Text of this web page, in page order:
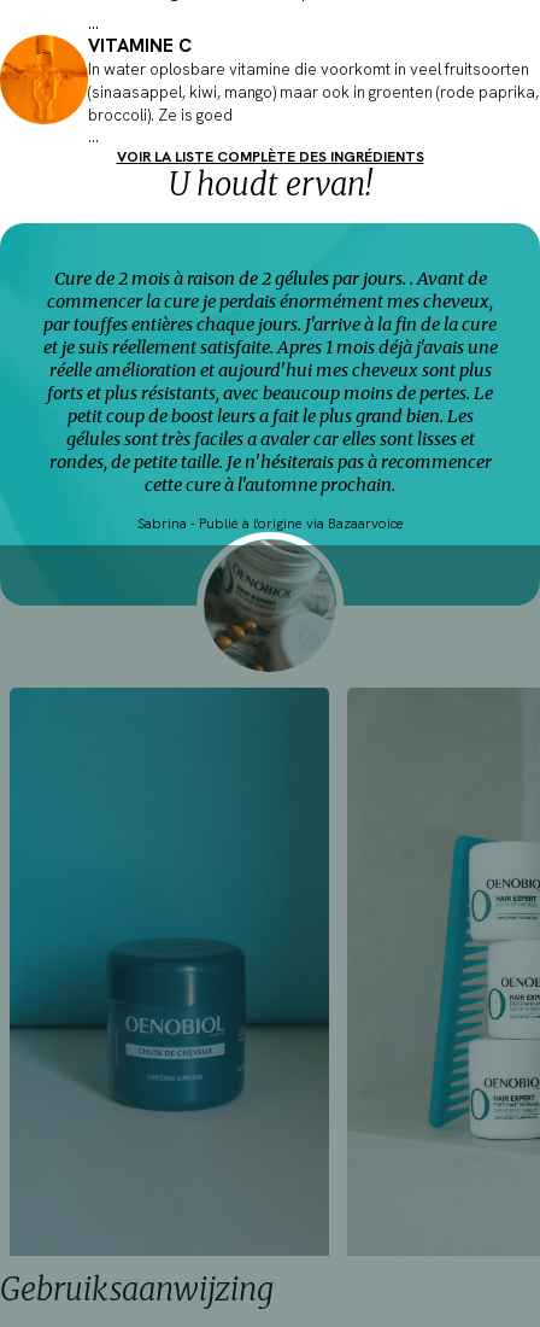
...
VITAMINE C
In water oplosbare vitamine die voorkomt in veel fruitsoorten
(sinaasappel, kiwi, mango) maar ook in groenten (rode paprika,
broccoli). Ze is goed
...
VOIR LA LISTE COMPLÈTE DES INGRÉDIENTS
U houdt ervan!
Cure de 2 mois à raison de 2 gélules par jours. . Avant de
commencer la cure je perdais énormément mes cheveux,
par touffes entières chaque jours. J'arrive à la fin de la cure
et je suis réellement satisfaite. Apres 1 mois déjà j'avais une
réelle amélioration et aujourd'hui mes cheveux sont plus
forts et plus résistants, avec beaucoup moins de pertes. Le
petit coup de boost leurs a fait le plus grand bien. Les
gélules sont très faciles a avaler car elles sont lisses et
rondes, de petite taille. Je n'hésiterais pas à recommencer
cette cure à l'automne prochain.
Sabrina - Publié à l'origine via Bazaarvoice
Gebruiksaanwijzing